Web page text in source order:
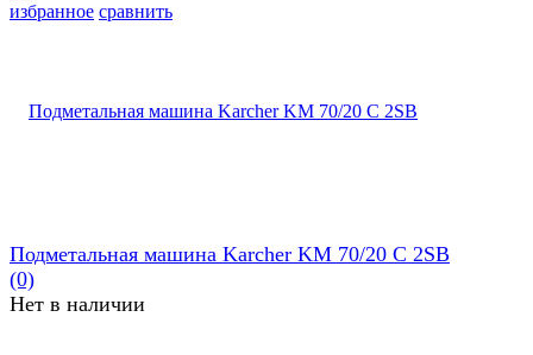
избранное сравнить
Подметальная машина Karcher KM 70/20 C 2SB
(0)
Нет в наличии